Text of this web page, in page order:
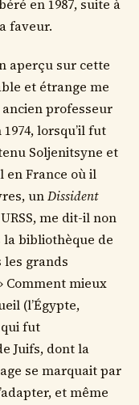
en 1987, suite à
faveur.
aperçu sur cette
et étrange me
professeur
lorsqu’il fut
Soljenitsyne et
en France où il
unDissident
me dit-il non
la bibliothèque de
les grands
Comment mieux
(l’Égypte,
qui fut
Juifs, dont la
se marquait par
et même